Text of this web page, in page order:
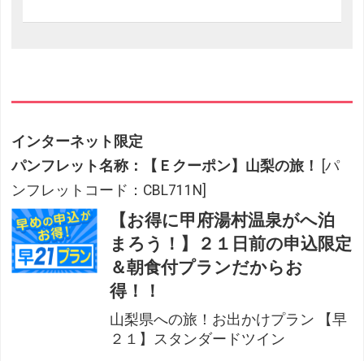
インターネット限定
パンフレット名称：【Ｅクーポン】山梨の旅！
[パ
ンフレットコード：CBL711N]
【お得に甲府湯村温泉がへ泊
まろう！】２１日前の申込限定
＆朝食付プランだからお
得！！
山梨県への旅！お出かけプラン 【早
２１】スタンダードツイン